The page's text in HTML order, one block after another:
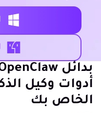
أدوات وكيل
الخاص بك